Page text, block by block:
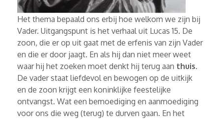
Het thema bepaald ons erbij hoe welkom we zijn bij
Vader. Uitgangspunt is het verhaal uit Lucas 15. De
zoon, die er op uit gaat met de erfenis van zijn Vader
en die er door jaagt. En als hij dan niet meer weet
waar hij het zoeken moet denkt hij terug aan thuis.
De vader staat liefdevol en bewogen op de uitkijk
en de zoon krijgt een koninklijke feestelijke
ontvangst. Wat een bemoediging en aanmoediging
voor ons die weg (terug) te durven gaan. En het